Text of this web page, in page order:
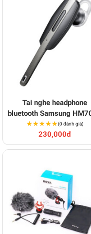
Tai nghe headphone
bluetooth Samsung
★★★★★
★★★★★(0 đánh giá)
230,000đ